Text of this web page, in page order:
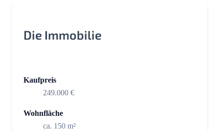
Die Immobilie
Kaufpreis
249.000 €
Wohnfläche
ca. 150 m²